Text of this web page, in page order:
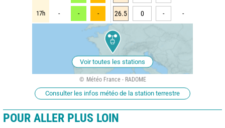
17h - - - 26.5 0 - -
Voir toutes les stations
Météo France - RADOME
Consulter les infos météo de la station terrestre
POUR ALLER PLUS LOIN